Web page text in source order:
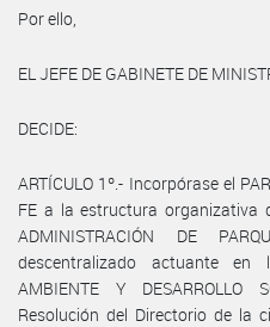
Por ello,
EL JEFE DE GABINETE DE
DECIDE:
ARTÍCULO 1º.- Incorpórase el
FE a la estructura organizativa
ADMINISTRACIÓN DE
descentralizado actuante
AMBIENTE Y DESARROLLO
Resolución del Directorio de la